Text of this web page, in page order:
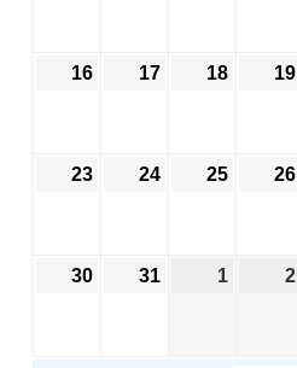
16 17 18 19
23 24 25 26
30 31 1 2